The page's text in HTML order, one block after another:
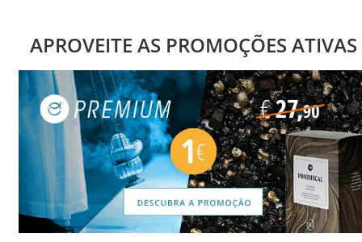
APROVEITE AS PROMOÇÕES ATIVAS